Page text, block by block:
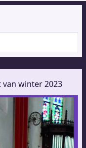
winter 2023